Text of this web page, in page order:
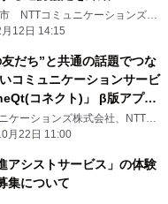
NTTコミュニケーションズ株
ゾナント株式会社
12日 14:15
だち”と共通の話題でつな
コミュニケーションサービ
コネクト)」 β版アプリ
ルを実施
ケーションズ株式会社、NTTレ
会社
月22日 11:00
アシストサービス」の体験
集について